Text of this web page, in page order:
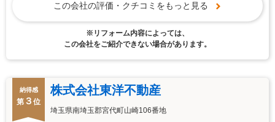
この会社の評価・クチコミをもっと見る
※リフォーム内容によっては、
この会社をご紹介できない場合があります。
納得感
第 ３ 位
株式会社東洋不動産
埼玉県南埼玉郡宮代町山崎106番地